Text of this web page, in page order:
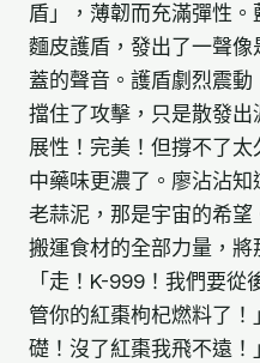
盾」，薄韌而充滿彈性
麵皮護盾，發出了一聲像
蓋的聲音。護盾劇烈震動
擋住了攻擊，只是散發
展性！完美！但撐不了太
中藥味更濃了。廖沾沾
老蒜泥，那是宇宙的希
搬運食材的全部力量，將
「走！K-999！我們要從
管你的紅棗枸杞燃料了
礎！沒了紅棗我飛不遠